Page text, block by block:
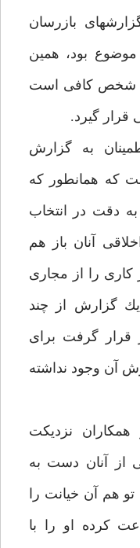
بازرسان
بود، همين
آن شخص كافى است
قرار گيرد.
به گزارش
كه همان‏طور كه
دقت در انتخاب
آنان باز هم
كارى را از مجارى
يك گزارش از چند
قرار گرفت براى
آن وجود نداشته
همكاران نزديكت
آنان دست به
هم آن خيانت را
كرده او را با